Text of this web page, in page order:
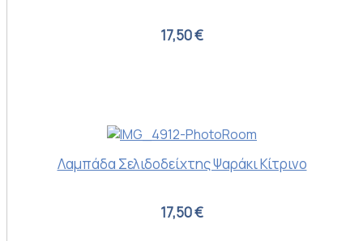
17,50 €
Λαμπάδα Σελιδοδείχτης Ψαράκι Κίτρινο
17,50 €